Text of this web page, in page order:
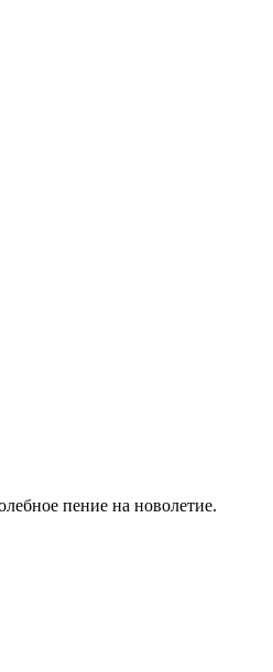
пение на новолетие.